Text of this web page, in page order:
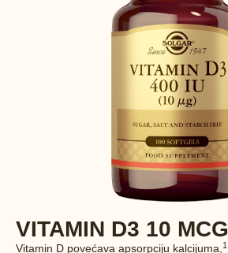
VITAMIN D3 10 MCG
Vitamin D povećava apsorpciju kalcijuma, 1